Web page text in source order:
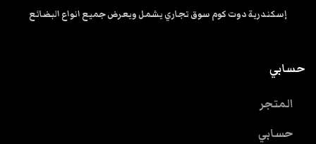
إسكندرية دوت كوم سوق تجاري يشمل ويعرض جميع انواع البضائع
حسابي
المتجر
حسابي